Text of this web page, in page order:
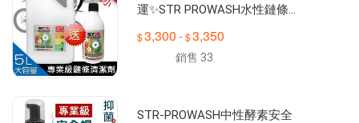
運✨STR PROWASH水性鏈條
車】輕鬆去除油膩髒汙★不傷
3,300 - 3,350
銷售 33
STR-PROWASH中性酵素安全